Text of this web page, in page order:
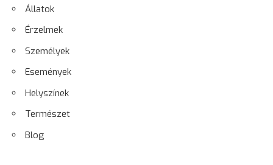
Állatok
Érzelmek
Személyek
Események
Helyszínek
Természet
Blog